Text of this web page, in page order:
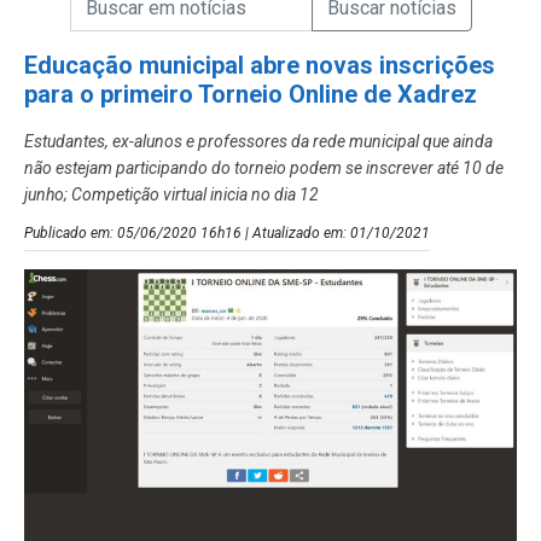
Educação municipal abre novas inscrições
para o primeiro Torneio Online de Xadrez
Estudantes, ex-alunos e professores da rede municipal que ainda
não estejam participando do torneio podem se inscrever até 10 de
junho; Competição virtual inicia no dia 12
Publicado em: 05/06/2020 16h16 | Atualizado em: 01/10/2021